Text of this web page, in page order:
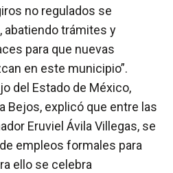
no regulados se
abatiendo trámites y
para que nuevas
en este municipio”.
del Estado de México,
Bejos, explicó que entre las
Eruviel Ávila Villegas, se
empleos formales para
ello se celebra